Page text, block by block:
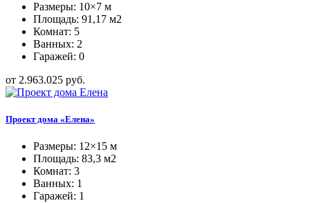
Размеры: 10×7 м
Площадь: 91,17 м2
Комнат: 5
Ванных: 2
Гаражей: 0
от 2.963.025 руб.
Проект дома «Елена»
Размеры: 12×15 м
Площадь: 83,3 м2
Комнат: 3
Ванных: 1
Гаражей: 1